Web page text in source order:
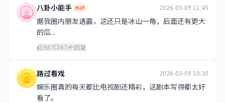
八卦小能手 热评 2026-05-09 11:45
据我圈内朋友透露，这还只是冰山一角，后面还有更大
的瓜...
987 67 回复
路过看戏 2026-05-09 10:30
娱乐圈真的每天都比电视剧还精彩，这剧本写得都太好
看了。